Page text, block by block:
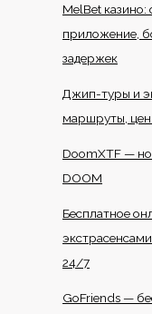
MelBet
приложение,
задержек
Джип-туры и
маршруты,
DoomXTF —
DOOM
Бесплатное
24/7
GoFriends —